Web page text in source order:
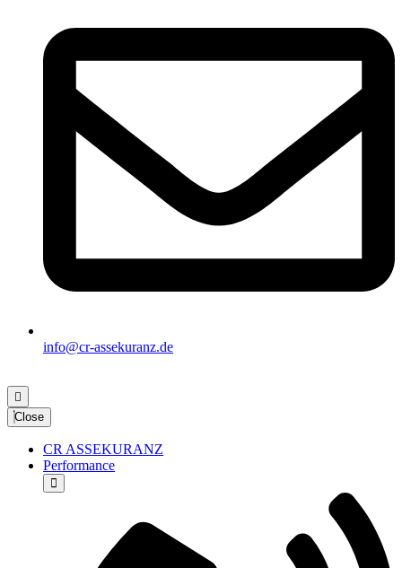
info@cr-assekuranz.de
Close
CR ASSEKURANZ
Performance